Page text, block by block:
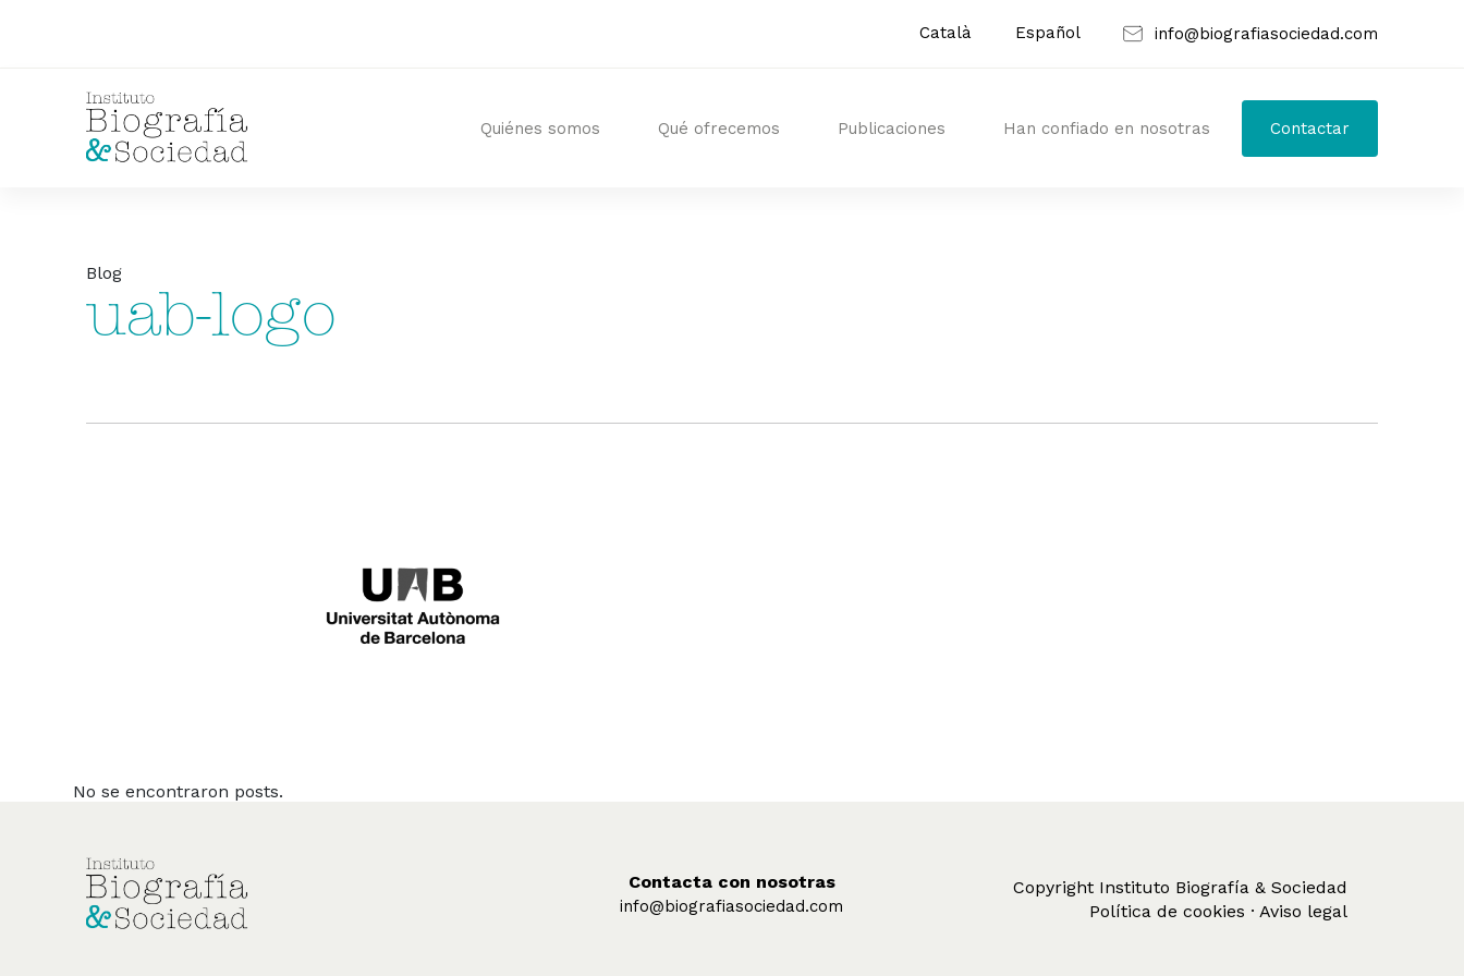
Català Español info@biografiasociedad.com
Quiénes somos Qué ofrecemos Publicaciones Han confiado en nosotras Contactar
Blog
uab-logo
No se encontraron posts.
Contacta con nosotras
info@biografiasociedad.com
Copyright Instituto Biografía & Sociedad
Política de cookies · Aviso legal